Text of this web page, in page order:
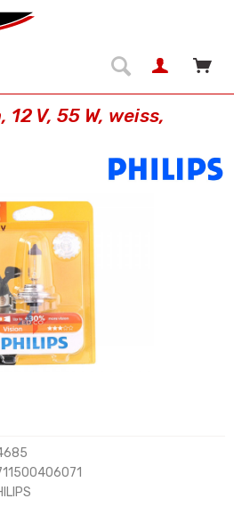
12 V, 55 W, weiss,